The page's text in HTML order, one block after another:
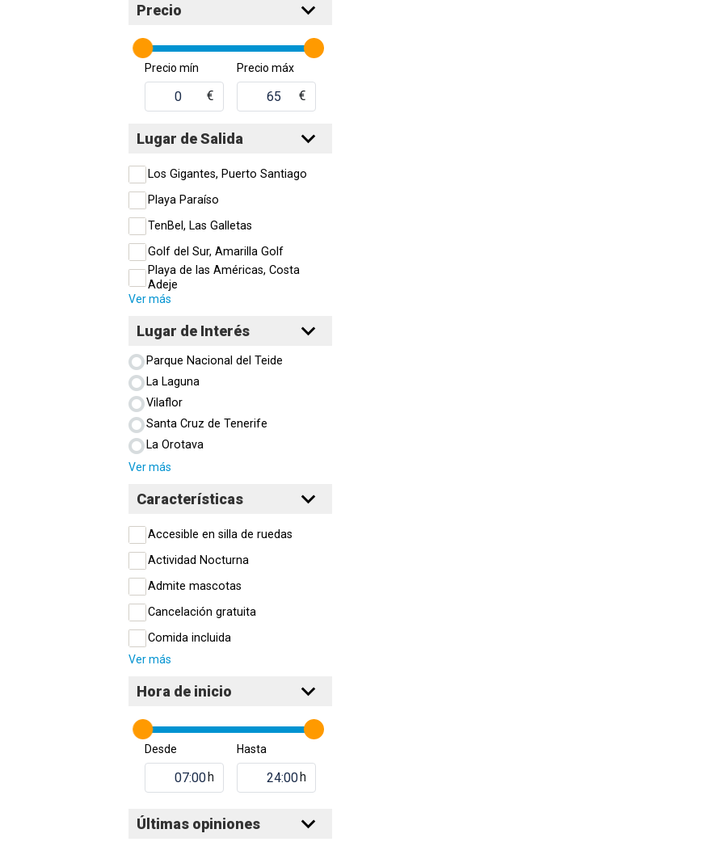
Precio
Precio mín
€
Precio máx
€
Lugar de Salida
Los Gigantes, Puerto Santiago
Playa Paraíso
TenBel, Las Galletas
Golf del Sur, Amarilla Golf
Playa de las Américas, Costa
Adeje
Ver más
Lugar de Interés
Parque Nacional del Teide
La Laguna
Vilaflor
Santa Cruz de Tenerife
La Orotava
Ver más
Características
Accesible en silla de ruedas
Actividad Nocturna
Admite mascotas
Cancelación gratuita
Comida incluida
Ver más
Hora de inicio
Desde
h
Hasta
h
Últimas opiniones